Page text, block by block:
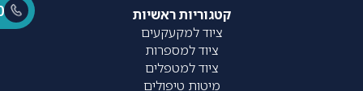
קטגוריות ראשיות
ציוד למקעקעים
ציוד למספרות
ציוד למטפלים
מיטות טיפולים